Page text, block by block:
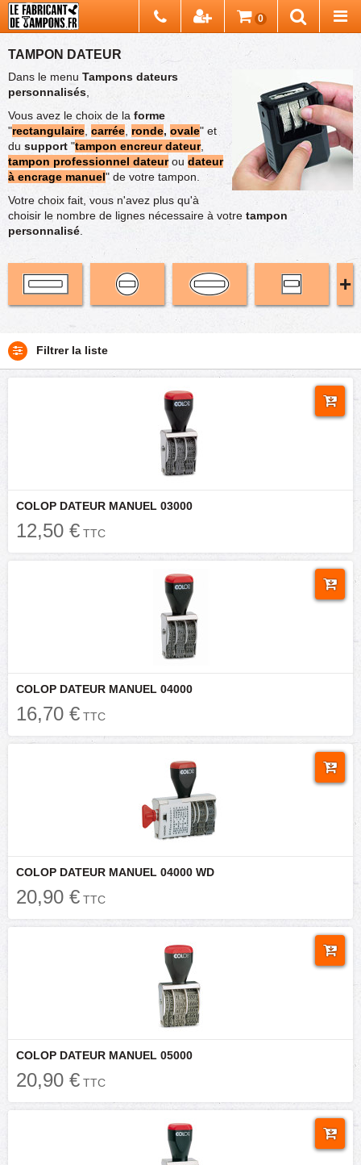
TAMPON DATEUR
Dans le menu Tampons dateurs
personnalisés
Vous avez le choix de la forme
"rectangulaire carrée ronde, ovale" et
du support "tampon encreur dateur,
tampon professionnel dateurou dateur
à encrage manuel" de votre tampon.
Votre choix fait, vous n'avez plus qu'à
choisir le nombre de lignes nécessaire à votre tampon
personnalisé
Tampon
Tampon
+
Filtrer la liste
COLOP DATEUR MANUEL 03000
12,50 € TTC
COLOP DATEUR MANUEL 04000
16,70 € TTC
COLOP DATEUR MANUEL 04000 WD
20,90 € TTC
COLOP DATEUR MANUEL 05000
20,90 € TTC
0
Chercher